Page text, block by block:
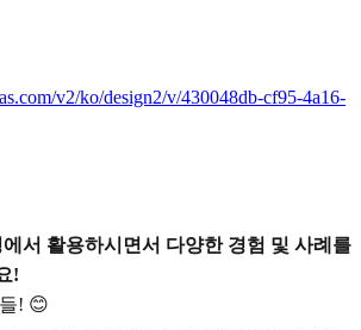
v2/ko/design2/v/430048db-cf95-4a16-
서 활용하시면서 다양한 경험 및 사례를
!
! 😊